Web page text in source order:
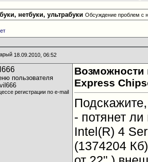
нетбуки, ультрабуки Обсуждение проблем с
18.09.2010, 06:52
регистрации по e-mail
Возможности
Express
- потянет
Intel(R) 4
(1374204